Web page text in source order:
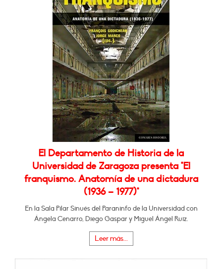
El Departamento de Historia de la
Universidad de Zaragoza presenta "El
franquismo. Anatomía de una dictadura
(1936 – 1977)"
En la Sala Pilar Sinués del Paraninfo de la Universidad con
Ángela Cenarro, Diego Gaspar y Miguel Ángel Ruiz.
Leer más...